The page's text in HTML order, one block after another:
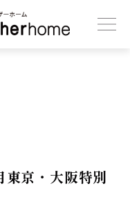
ホーム
東京・大阪特別